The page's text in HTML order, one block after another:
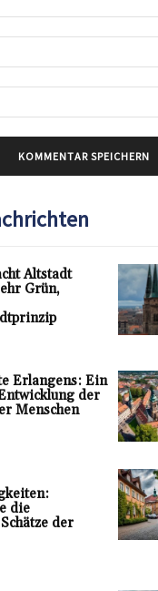
Altstadt
Grün,
Erlangens: Ein
der
Menschen
die
der